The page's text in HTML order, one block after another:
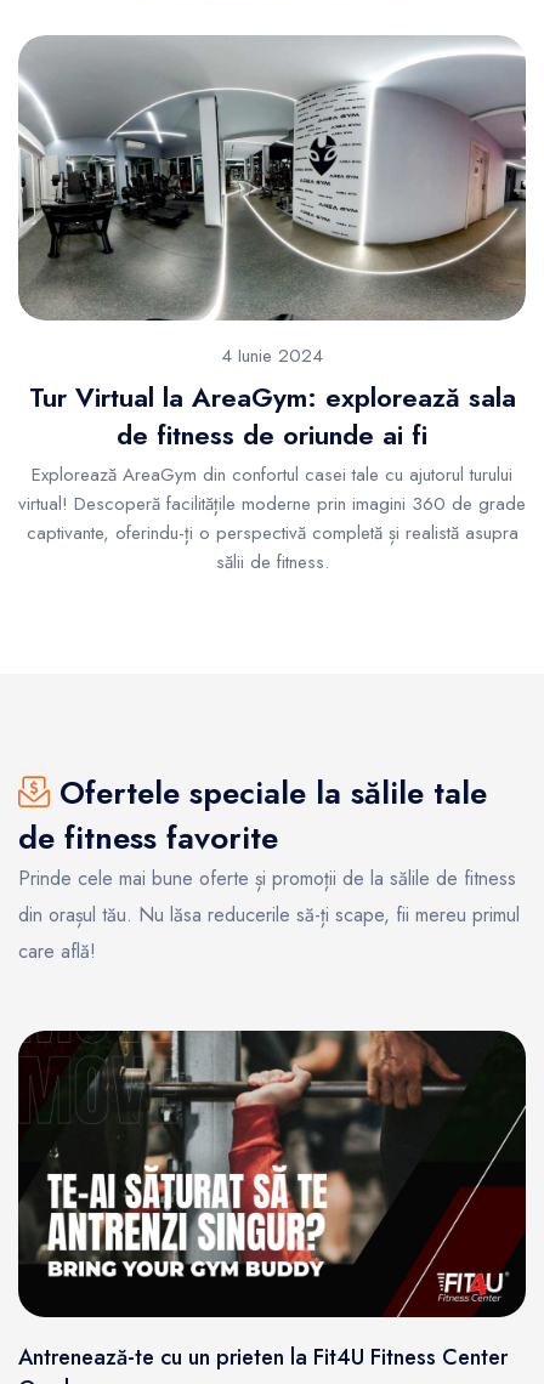
4 Iunie 2024
Tur Virtual la AreaGym: explorează sala
de fitness de oriunde ai fi
Explorează AreaGym din confortul casei tale cu ajutorul turului
virtual! Descoperă facilitățile moderne prin imagini 360 de grade
captivante, oferindu-ți o perspectivă completă și realistă asupra
sălii de fitness.
Ofertele speciale la sălile tale
de fitness favorite
Prinde cele mai bune oferte și promoții de la sălile de fitness
din orașul tău. Nu lăsa reducerile să-ți scape, fii mereu primul
care află!
Antrenează-te cu un prieten la Fit4U Fitness Center